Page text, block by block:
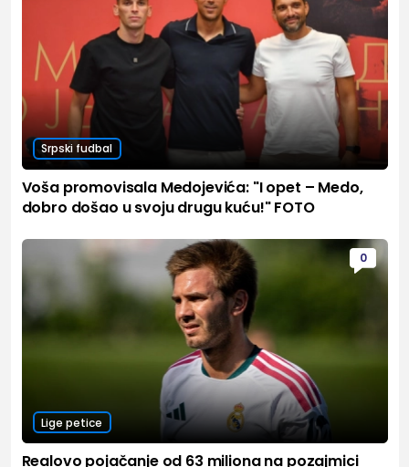
Srpski fudbal
Voša promovisala Medojevića: "I opet – Medo,
dobro došao u svoju drugu kuću!" FOTO
0
Lige petice
Realovo pojačanje od 63 miliona na pozajmici